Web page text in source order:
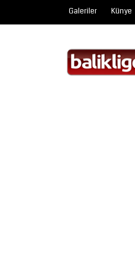
Galeriler Künye